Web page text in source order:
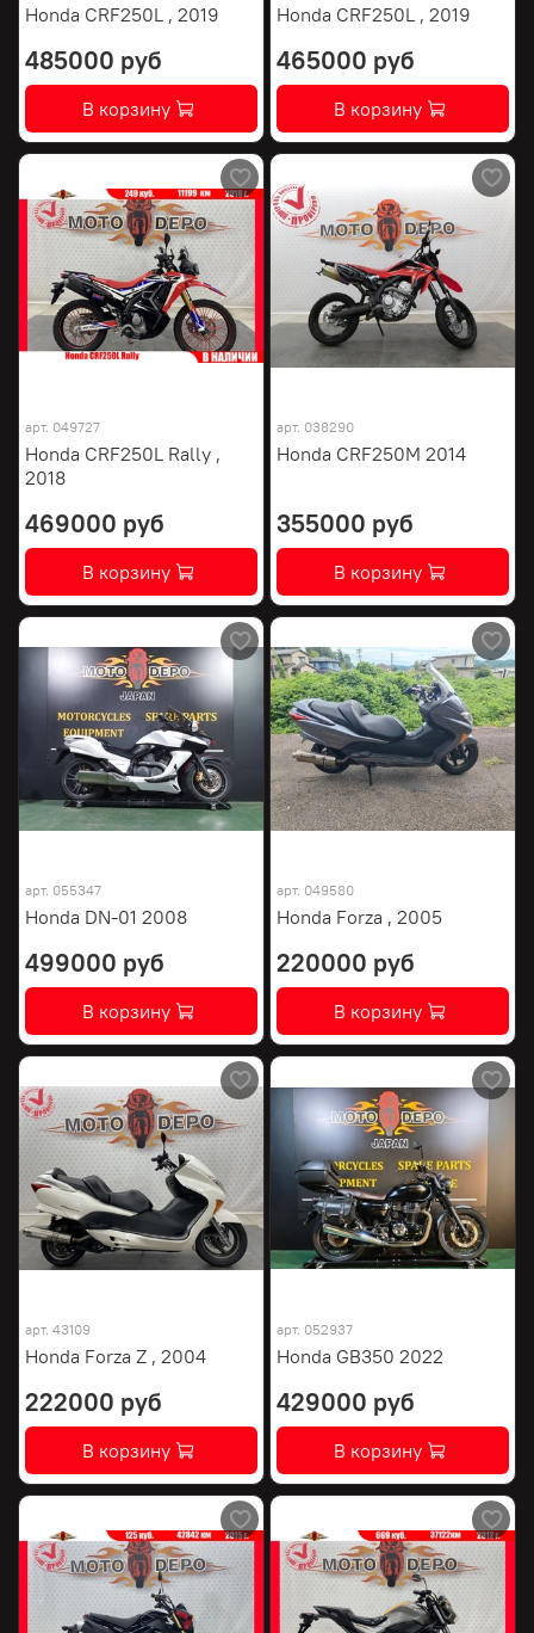
Honda CRF250L , 2019
485000 руб
В корзину
Honda CRF250L , 2019
465000 руб
В корзину
арт. 049727
Honda CRF250L Rally ,
2018
469000 руб
В корзину
арт. 038290
Honda CRF250M 2014
355000 руб
В корзину
арт. 055347
Honda DN-01 2008
499000 руб
В корзину
арт. 049580
Honda Forza , 2005
220000 руб
В корзину
арт. 43109
Honda Forza Z , 2004
222000 руб
В корзину
арт. 052937
Honda GB350 2022
429000 руб
В корзину